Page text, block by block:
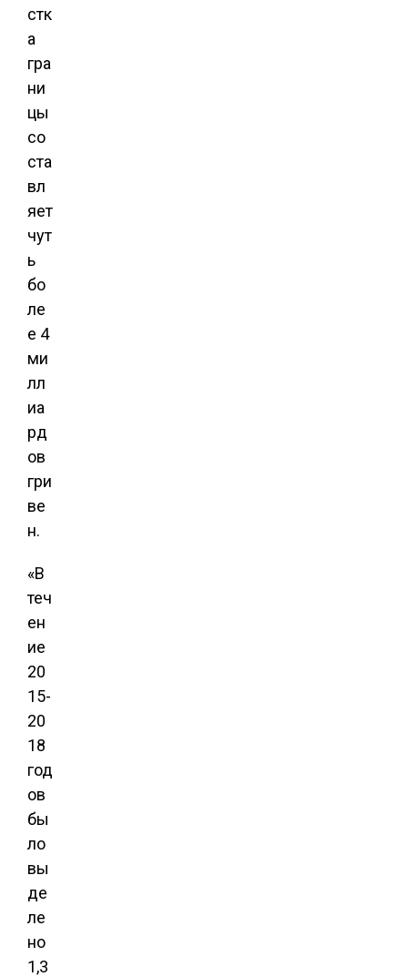
стк
а
гра
ни
цы
со
ста
вл
яет
чут
ь
бо
ле
е 4
ми
лл
иа
рд
ов
гри
ве
н.
«В
теч
ен
ие
20
15-
20
18
год
ов
бы
ло
вы
де
ле
но
1,3